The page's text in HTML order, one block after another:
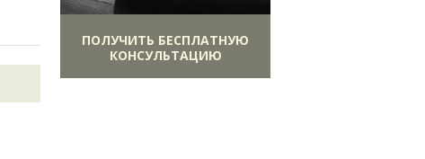
ПОЛУЧИТЬ БЕСПЛАТНУЮ
КОНСУЛЬТАЦИЮ